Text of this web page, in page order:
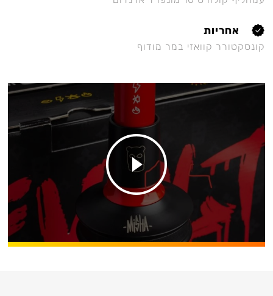
אחריות
קונסקטורר קוואזי במר מודוף